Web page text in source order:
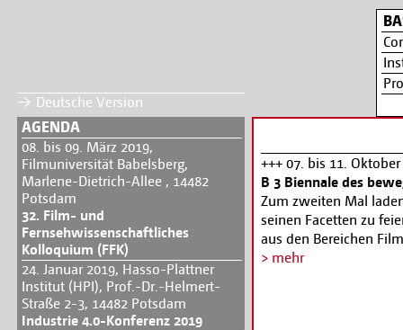
Deutsche Version
AGENDA
08. bis 09. März 2019,
Filmuniversität Babelsberg,
Marlene-Dietrich-Allee , 14482
Potsdam
32. Film- und
Fernsehwissenschaftliches
Kolloquium (FFK)
24. Januar 2019, Hasso-Plattner
Institut (HPI), Prof.-Dr.-Helmert-
Straße 2-3, 14482 Potsdam
Industrie 4.0-Konferenz 2019
+++ 07. bis 11.
B 3 Biennale des
Zum zweiten Mal
seinen Facetten zu
aus den Bereichen
Reality gehören u.a.
> mehr